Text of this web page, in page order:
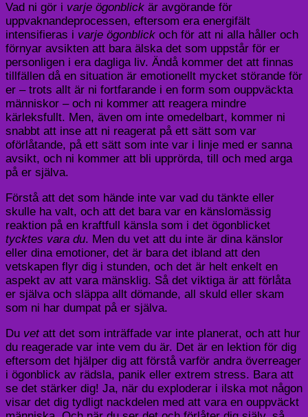
Vad ni gör i varje ögonblick är avgörande för
uppvaknandeprocessen, eftersom era energifält
intensifieras i varje ögonblick och för att ni alla håller och
förnyar avsikten att bara älska det som uppstår för er
personligen i era dagliga liv. Ändå kommer det att finnas
tillfällen då en situation är emotionellt mycket störande för
er – trots allt är ni fortfarande i en form som ouppväckta
människor – och ni kommer att reagera mindre
kärleksfullt. Men, även om inte omedelbart, kommer ni
snabbt att inse att ni reagerat på ett sätt som var
oförlåtande, på ett sätt som inte var i linje med er sanna
avsikt, och ni kommer att bli upprörda, till och med arga
på er själva.
Förstå att det som hände inte var vad du tänkte eller
skulle ha valt, och att det bara var en känslomässig
reaktion på en kraftfull känsla som i det ögonblicket
tycktes vara du. Men du vet att du inte är dina känslor
eller dina emotioner, det är bara det ibland att den
vetskapen flyr dig i stunden, och det är helt enkelt en
aspekt av att vara mänsklig. Så det viktiga är att förlåta
er själva och släppa allt dömande, all skuld eller skam
som ni har dumpat på er själva.
Du vetatt det som inträffade var inte planerat, och att hur
du reagerade var inte vem du är. Det är en lektion för dig
eftersom det hjälper dig att förstå varför andra överreager
i ögonblick av rädsla, panik eller extrem stress. Bara att
se det stärker dig! Ja, när du exploderar i ilska mot någon
visar det dig tydligt nackdelen med att vara en ouppväckt